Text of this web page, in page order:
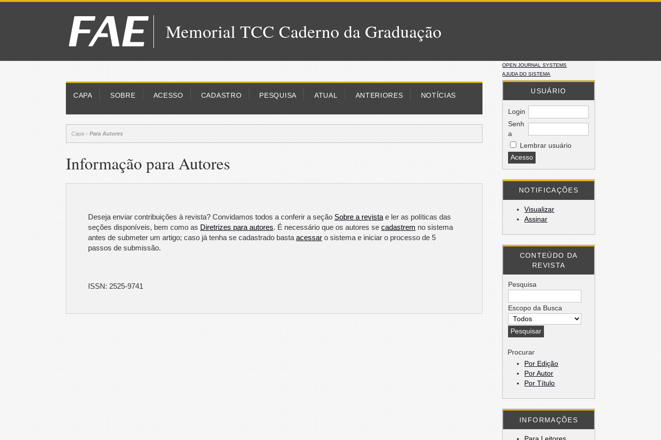
Memorial TCC Caderno da Graduação
OPEN JOURNAL SYSTEMS
AJUDA DO SISTEMA
USUÁRIO
Login
Senh
a
Lembrar usuário
NOTIFICAÇÕES
Visualizar
Assinar
CONTEÚDO DA
REVISTA
Pesquisa
Escopo da Busca
Procurar
Por Edição
Por Autor
Por Título
INFORMAÇÕES
CAPA SOBRE ACESSO CADASTRO PESQUISA ATUAL ANTERIORES NOTÍCIAS
Capa >Para Autores
Informação para Autores
Deseja enviar contribuições à revista? Convidamos todos a conferir a seção Sobre a revistae ler as políticas das
seções disponíveis, bem como as Diretrizes para autores. É necessário que os autores secadastrem no sistema
antes de submeter um artigo; caso já tenha se cadastrado bastaacessar o sistema e iniciar o processo de 5
passos de submissão.
ISSN: 2525-9741